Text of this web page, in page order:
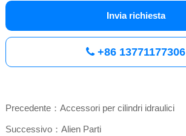
Invia richiesta
+86 13771177306
Precedente：Accessori per cilindri idraulici
Successivo：Alien Parti